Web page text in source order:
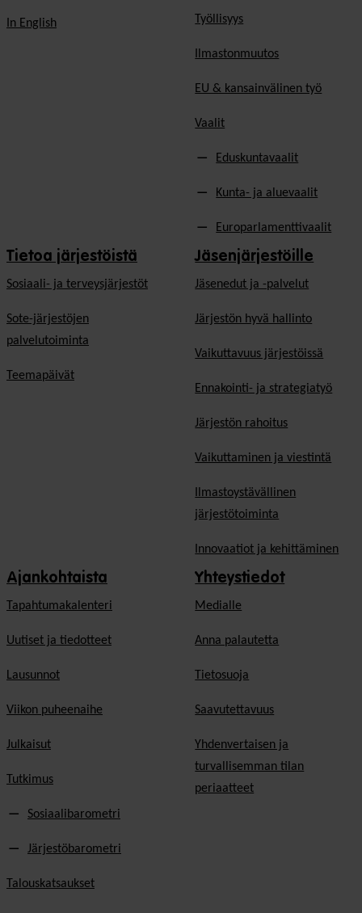
In English Työllisyys
Ilmastonmuutos
EU & kansainvälinen työ
Vaalit
Eduskuntavaalit
Kunta- ja aluevaalit
Europarlamenttivaalit
Tietoa järjestöistä
Sosiaali- ja terveysjärjestöt
Sote-järjestöjen
palvelutoiminta
Teemapäivät
Jäsenjärjestöille
Jäsen­edut ja -palvelut
Järjestön hyvä hallinto
Vaikuttavuus järjestöissä
Ennakointi- ja strategiatyö
Järjestön rahoitus
Vaikuttaminen ja viestintä
Ilmastoystävällinen
järjestötoiminta
Innovaatiot ja kehittäminen
Ajankohtaista
Tapahtumakalenteri
Uutiset ja tiedotteet
Lausunnot
Viikon puheenaihe
Julkaisut
Tutkimus
Sosiaalibarometri
Järjestöbarometri
Talouskatsaukset
Yhteystiedot
Medialle
Anna palautetta
Tietosuoja
Saavutettavuus
Yhdenvertaisen ja
turvallisemman tilan
periaatteet